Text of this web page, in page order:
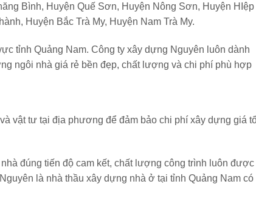
Bình, Huyện Quế Sơn, Huyện Nông Sơn, Huyện HIệp
Huyện Bắc Trà My, Huyện Nam Trà My.
tỉnh Quảng Nam. Công ty xây dựng Nguyên luôn dành
ngôi nhà giá rẻ bền đẹp, chất lượng và chi phí phù hợp
vật tư tại địa phương để đảm bảo chi phí xây dựng giá
đúng tiến độ cam kết, chất lượng công trình luôn được
là nhà thầu xây dựng nhà ở tại tỉnh Quảng Nam có